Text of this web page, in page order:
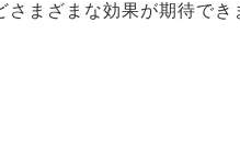
まざまな効果が期待でき